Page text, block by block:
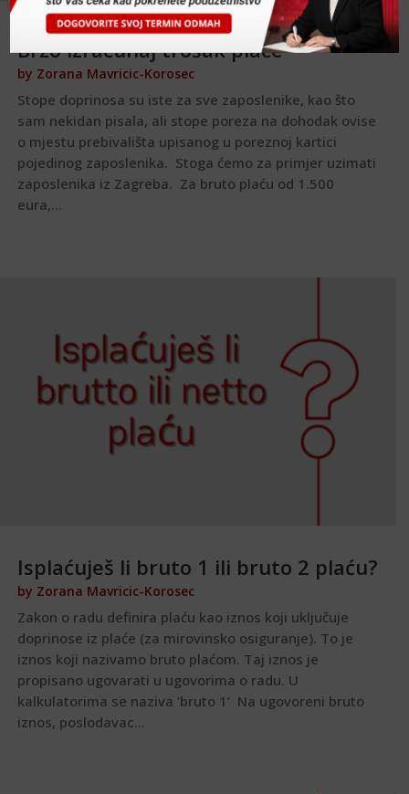
Brzo izračunaj trošak plaće
by Zorana Mavricic-Korosec
Stope doprinosa su iste za sve zaposlenike, kao što
sam nekidan pisala, ali stope poreza na dohodak ovise
o mjestu prebivališta upisanog u poreznoj kartici
pojedinog zaposlenika. Stoga ćemo za primjer uzimati
zaposlenika iz Zagreba. Za bruto plaću od 1.500
eura,...
Isplaćuješ li bruto 1 ili bruto 2 plaću?
by Zorana Mavricic-Korosec
Zakon o radu definira plaću kao iznos koji uključuje
doprinose iz plaće (za mirovinsko osiguranje). To je
iznos koji nazivamo bruto plaćom. Taj iznos je
propisano ugovarati u ugovorima o radu. U
kalkulatorima se naziva ‘bruto 1’ Na ugovoreni bruto
iznos, poslodavac...